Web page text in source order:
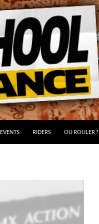
EVENTS RIDERS OU ROULER ?